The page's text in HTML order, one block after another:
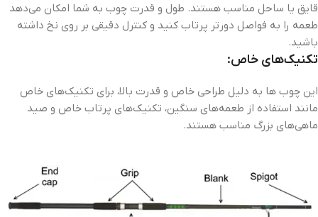
قایق یا ساحل مناسب هستند. طول و قدرت چوب به شما امکان می‌دهد
طعمه را به فواصل دورتر پرتاب کنید و کنترل دقیقی بر روی نخ داشته
باشید.
تکنیک‌های خاص:
این چوب ها به دلیل طراحی خاص و قدرت بالا، برای تکنیک‌های خاص
مانند استفاده از طعمه‌های سنگین، تکنیک‌های پرتاب خاص و صید
ماهی‌های بزرگ مناسب هستند.